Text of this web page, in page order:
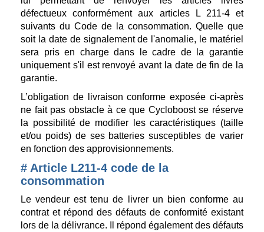
défectueux conformément aux articles L 211-4 et
suivants du Code de la consommation. Quelle que
soit la date de signalement de l'anomalie, le matériel
sera pris en charge dans le cadre de la garantie
uniquement s'il est renvoyé avant la date de fin de la
garantie.
L’obligation de livraison conforme exposée ci-après
ne fait pas obstacle à ce que Cycloboost se réserve
la possibilité de modifier les caractéristiques (taille
et/ou poids) de ses batteries susceptibles de varier
en fonction des approvisionnements.
# Article L211-4 code de la
consommation
Le vendeur est tenu de livrer un bien conforme au
contrat et répond des défauts de conformité existant
lors de la délivrance. Il répond également des défauts